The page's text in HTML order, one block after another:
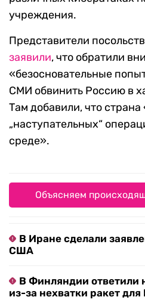
учреждения.
Представители
заявили, что обратили
«безосновательные
СМИ обвинить Россию в
Там добавили, что
„наступательных“
среде».
Объясняем
В Иране сделали
США
В Финляндии ответили
из-за нехватки ракет